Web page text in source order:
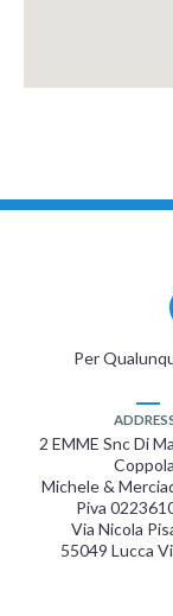
Per
2 EMME Snc Di
Coppola
Michele &
Piva
Via Nicola
55049 Lucca